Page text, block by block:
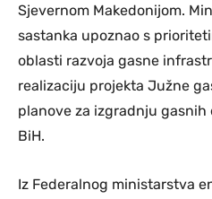
Sjevernom Makedonijom.
sastanka upoznao s
oblasti razvoja gasne
realizaciju projekta Južne
planove za izgradnju gasnih
BiH.
Iz Federalnog ministarstva